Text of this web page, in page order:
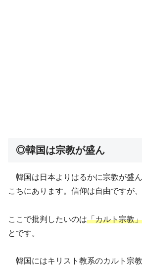
◎韓国は宗教が盛ん
韓国は日本よりはるかに宗教が盛
こちにあります。信仰は自由ですが、
ここで批判したいのは「カルト宗教
とです。
韓国にはキリスト教系のカルト宗